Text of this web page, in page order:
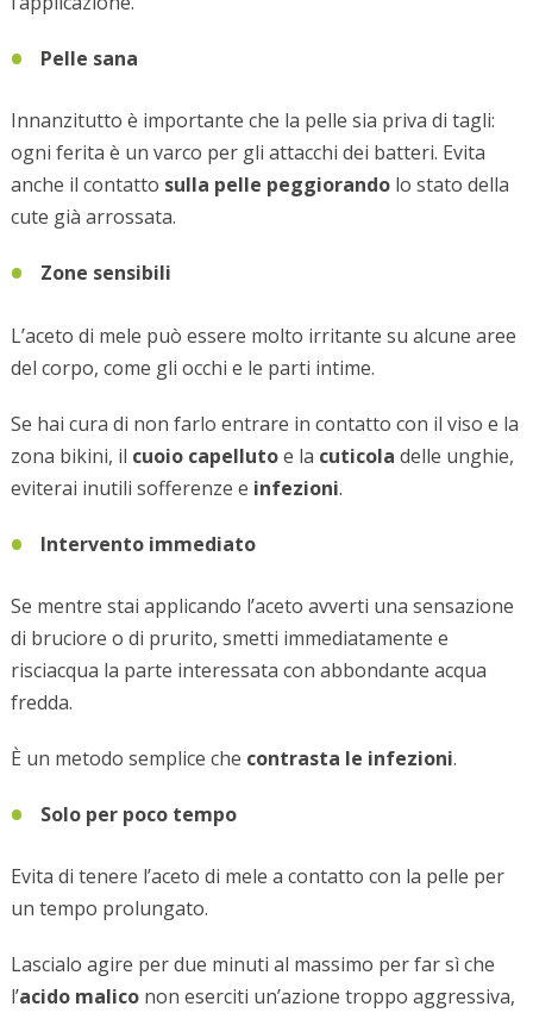
Pelle sana
Innanzitutto è importante che la pelle sia priva di tagli:
ogni ferita è un varco per gli attacchi dei batteri. Evita
anche il contatto sulla pelle peggiorandolo stato della
cute già arrossata.
Zone sensibili
L’aceto di mele può essere molto irritante su alcune aree
del corpo, come gli occhi e le parti intime.
Se hai cura di non farlo entrare in contatto con il viso e la
zona bikini, il cuoio capellutoe la cuticola delle unghie,
eviterai inutili sofferenze e infezioni.
Intervento immediato
Se mentre stai applicando l’aceto avverti una sensazione
di bruciore o di prurito, smetti immediatamente e
risciacqua la parte interessata con abbondante acqua
fredda.
È un metodo semplice che contrasta le infezioni.
Solo per poco tempo
Evita di tenere l’aceto di mele a contatto con la pelle per
un tempo prolungato.
Lascialo agire per due minuti al massimo per far sì che
l’acido maliconon eserciti un’azione troppo aggressiva,